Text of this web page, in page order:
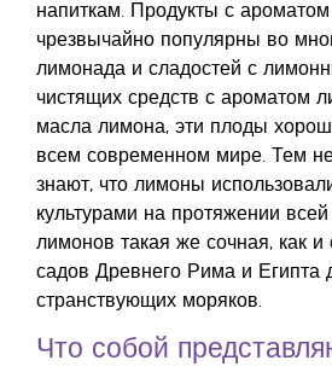
напиткам. Продукты с
чрезвычайно популярны во
лимонада и сладостей с
чистящих средств с ароматом
масла лимона, эти плоды
всем современном мире. Тем
знают, что лимоны
культурами на протяжении
лимонов такая же сочная, как
садов Древнего Рима и Египта
странствующих моряков.
Что собой